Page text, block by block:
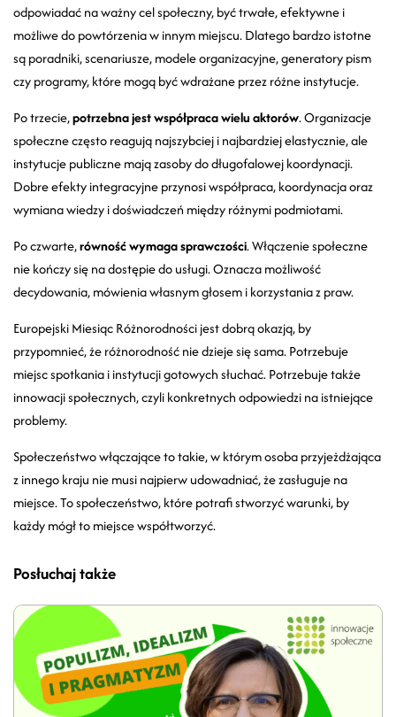
odpowiadać na ważny cel społeczny, być trwałe, efektywne i
możliwe do powtórzenia w innym miejscu. Dlatego bardzo istotne
są poradniki, scenariusze, modele organizacyjne, generatory pism
czy programy, które mogą być wdrażane przez różne instytucje.
Po trzecie,potrzebna jest współpraca wielu aktorów. Organizacje
społeczne często reagują najszybciej i najbardziej elastycznie, ale
instytucje publiczne mają zasoby do długofalowej koordynacji.
Dobre efekty integracyjne przynosi współpraca, koordynacja oraz
wymiana wiedzy i doświadczeń między różnymi podmiotami.
Po czwarte,równość wymaga sprawczości. Włączenie społeczne
nie kończy się na dostępie do usługi. Oznacza możliwość
decydowania, mówienia własnym głosem i korzystania z praw.
Europejski Miesiąc Różnorodności jest dobrą okazją, by
przypomnieć, że różnorodność nie dzieje się sama. Potrzebuje
miejsc spotkania i instytucji gotowych słuchać. Potrzebuje także
innowacji społecznych, czyli konkretnych odpowiedzi na istniejące
problemy.
Społeczeństwo włączające to takie, w którym osoba przyjeżdżająca
z innego kraju nie musi najpierw udowadniać, że zasługuje na
miejsce. To społeczeństwo, które potrafi stworzyć warunki, by
każdy mógł to miejsce współtworzyć.
Posłuchaj także